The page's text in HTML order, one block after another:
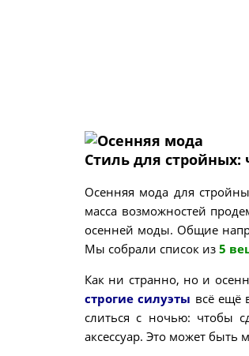
Стиль для
Осенняя мода для
масса возможностей
осенней моды. Общие
Мы собрали список из 5
Как ни странно, но и
строгие силуэты всё ещё
слиться с ночью: чтобы
аксессуар. Это может быть